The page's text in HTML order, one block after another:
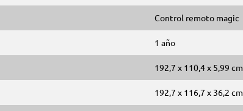
Control remoto magic
1 año
192,7 x 110,4 x 5,99 cm
192,7 x 116,7 x 36,2 cm